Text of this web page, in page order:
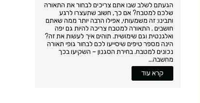
הגעתם לשלב שבו אתם צריכים לבחור את התאורה
שלכם למטבח? אם כך, חשוב שתעצרו לרגע
ותבינו: זה משמעותי, אפילו הרבה יותר ממה שאתם
חושבים . התאורה למטבח צריכה להיות גם יפה
ואלגנטית וגם שימושית. תוהים איך לעשות את זה?
הינה מספר טיפים שיסייעו לכם לבחור גופי תאורה
נכונים למטבח. בחירת הסגנון – השקיעו בכך
מחשבה...
קרא עוד